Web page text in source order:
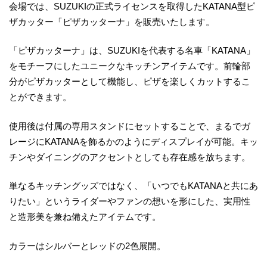
会場では、SUZUKIの正式ライセンスを取得したKATANA型ピ
ザカッター「ピザカッターナ」を販売いたします。
「ピザカッターナ」は、SUZUKIを代表する名車「KATANA」
をモチーフにしたユニークなキッチンアイテムです。前輪部
分がピザカッターとして機能し、ピザを楽しくカットするこ
とができます。
使用後は付属の専用スタンドにセットすることで、まるでガ
レージにKATANAを飾るかのようにディスプレイが可能。キッ
チンやダイニングのアクセントとしても存在感を放ちます。
単なるキッチングッズではなく、「いつでもKATANAと共にあ
りたい」というライダーやファンの想いを形にした、実用性
と造形美を兼ね備えたアイテムです。
カラーはシルバーとレッドの2色展開。